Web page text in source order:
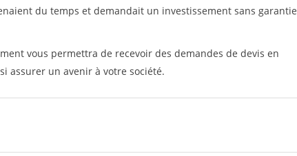
du temps et demandait un investissement sans garantie
vous permettra de recevoir des demandes de devis en
assurer un avenir à votre société.